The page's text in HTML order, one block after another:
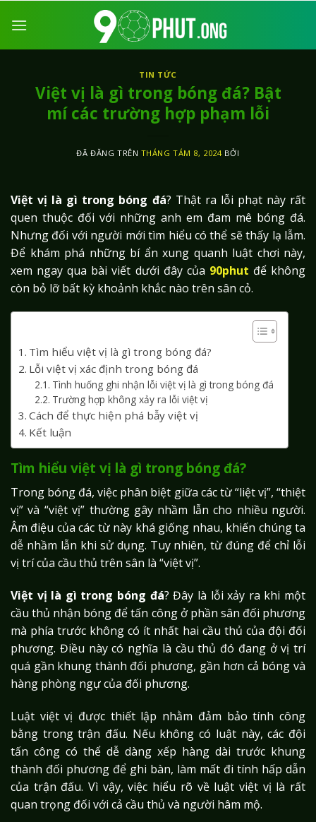
đến
TIN TỨC
Việt vị là gì trong bóng đá? Bật
mí các trường hợp phạm lỗi
ĐÃ ĐĂNG TRÊN THÁNG TÁM 8, 2024 BỞI
Việt vị là gì trong bóng đá? Thật ra lỗi phạt này rất
quen thuộc đối với những anh em đam mê bóng đá.
Nhưng đối với người mới tìm hiểu có thể sẽ thấy lạ lẫm.
Để khám phá những bí ẩn xung quanh luật chơi này,
xem ngay qua bài viết dưới đây của 90phut để không
còn bỏ lỡ bất kỳ khoảnh khắc nào trên sân cỏ.
Tìm hiểu việt vị là gì trong bóng đá?
Lỗi việt vị xác định trong bóng đá
Tình huống ghi nhận lỗi việt vị là gì trong bóng đá
Trường hợp không xảy ra lỗi việt vị
Cách để thực hiện phá bẫy việt vị
Kết luận
Tìm hiểu việt vị là gì trong bóng đá?
Trong bóng đá, việc phân biệt giữa các từ “liệt vị”, “thiệt
vị” và “việt vị” thường gây nhầm lẫn cho nhiều người.
Âm điệu của các từ này khá giống nhau, khiến chúng ta
dễ nhầm lẫn khi sử dụng. Tuy nhiên, từ đúng để chỉ lỗi
vị trí của cầu thủ trên sân là “việt vị”.
Việt vị là gì trong bóng đá? Đây là lỗi xảy ra khi một
cầu thủ nhận bóng để tấn công ở phần sân đối phương
mà phía trước không có ít nhất hai cầu thủ của đội đối
phương. Điều này có nghĩa là cầu thủ đó đang ở vị trí
quá gần khung thành đối phương, gần hơn cả bóng và
hàng phòng ngự của đối phương.
Luật việt vị được thiết lập nhằm đảm bảo tính công
bằng trong trận đấu. Nếu không có luật này, các đội
tấn công có thể dễ dàng xếp hàng dài trước khung
thành đối phương để ghi bàn, làm mất đi tính hấp dẫn
của trận đấu. Vì vậy, việc hiểu rõ về luật việt vị là rất
quan trọng đối với cả cầu thủ và người hâm mộ.